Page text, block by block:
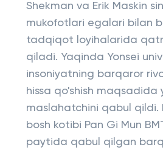
Shekman va Erik Maskin
mukofotlari egalari bilan
tadqiqot loyihalarida
qiladi. Yaqinda Yonsei
insoniyatning barqaror
hissa qo'shish maqsadida
maslahatchini qabul qildi.
bosh kotibi Pan Gi Mun
paytida qabul qilgan